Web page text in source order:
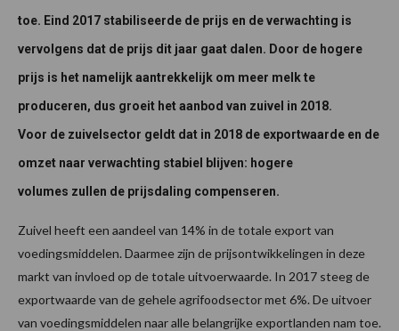
toe. Eind 2017 stabiliseerde de prijs en de verwachting is
vervolgens dat de prijs dit jaar gaat dalen. Door de hogere
prijs is het namelijk aantrekkelijk om meer melk te
produceren, dus groeit het aanbod van zuivel in 2018.
Voor de zuivelsector geldt dat in 2018 de exportwaarde en de
omzet naar verwachting stabiel blijven: hogere
volumes zullen de prijsdaling compenseren.
Zuivel heeft een aandeel van 14% in de totale export van
voedingsmiddelen. Daarmee zijn de prijsontwikkelingen in deze
markt van invloed op de totale uitvoerwaarde. In 2017 steeg de
exportwaarde van de gehele agrifoodsector met 6%. De uitvoer
van voedingsmiddelen naar alle belangrijke exportlanden nam toe.